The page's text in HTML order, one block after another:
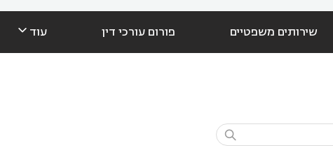
שירותים משפטיים פורום עורכי דין עוד 
